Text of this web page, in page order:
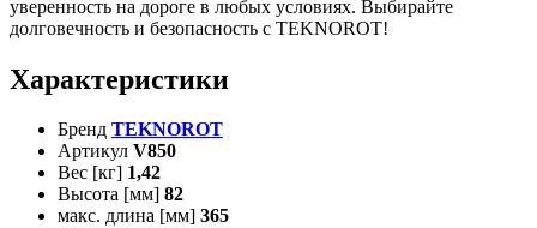
уверенность на дороге в любых условиях. Выбирайте
долговечность и безопасность с TEKNOROT!
Характеристики
Бренд TEKNOROT
Артикул V850
Вес [кг] 1,42
Высота [мм] 82
макс. длина [мм] 365